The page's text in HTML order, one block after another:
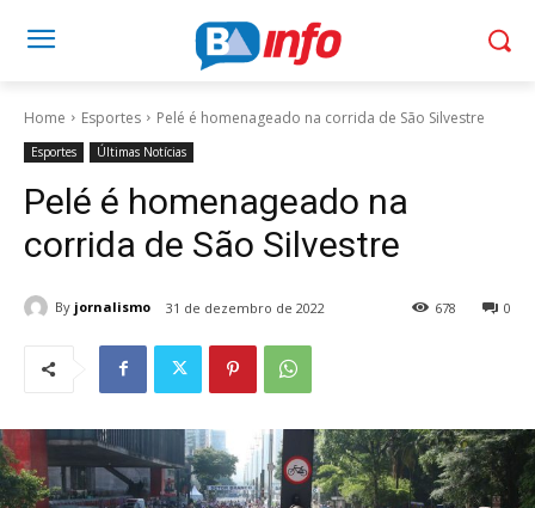
Home Esportes Pelé é homenageado na corrida de São Silvestre
Esportes Últimas Notícias
Pelé é homenageado na
corrida de São Silvestre
By jornalismo 31 de dezembro de 2022 0
678